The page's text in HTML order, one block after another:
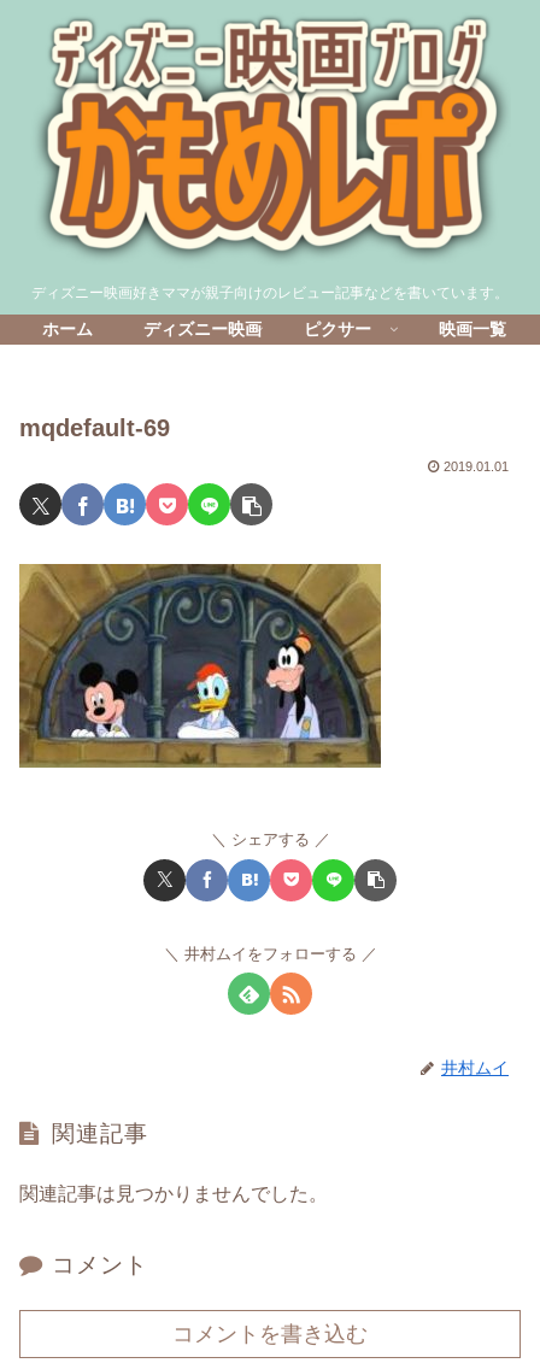
ディズニー映画好きママが親子向けのレビュー記事などを書いています。
ホーム ディズニー映画 ピクサー 映画一覧
mqdefault-69
2019.01.01
シェアする
井村ムイをフォローする
井村ムイ
関連記事
関連記事は見つかりませんでした。
コメント
コメントを書き込む